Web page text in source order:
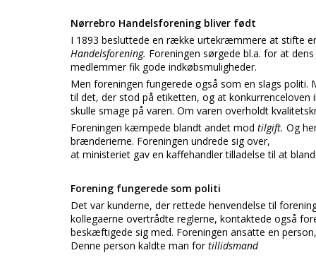
Nørrebro Handelsforening bliver født
I 1893 besluttede en række urtekræmmere at stifte
Handelsforening. Foreningen sørgede bl.a. for at dens
medlemmer fik gode indkøbsmuligheder.
Men foreningen fungerede også som en slags
til det, der stod på etiketten, og at konkurrenceloven
skulle smage på varen. Om varen overholdt
Foreningen kæmpede blandt andet mod tilgift. Og
brænderierne. Foreningen undrede sig over,
at ministeriet gav en kaffehandler tilladelse til at
Forening fungerede som politi
Det var kunderne, der rettede henvendelse til
kollegaerne overtrådte reglerne, kontaktede også
beskæftigede sig med. Foreningen ansatte en
Denne person kaldte man fortillidsmand